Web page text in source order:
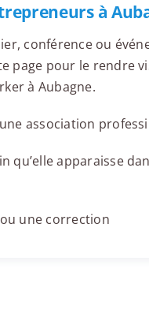
à
conférence ou
page pour le rendre
à Aubagne.
association
qu’elle apparaisse
une correction